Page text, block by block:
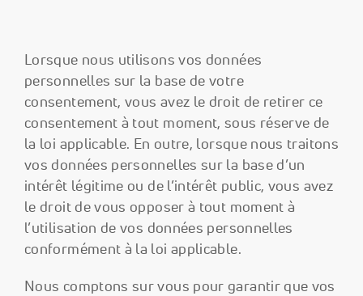
Lorsque nous utilisons vos données
personnelles sur la base de votre
consentement, vous avez le droit de retirer ce
consentement à tout moment, sous réserve de
la loi applicable. En outre, lorsque nous traitons
vos données personnelles sur la base d’un
intérêt légitime ou de l’intérêt public, vous avez
le droit de vous opposer à tout moment à
l’utilisation de vos données personnelles
conformément à la loi applicable.
Nous comptons sur vous pour garantir que vos